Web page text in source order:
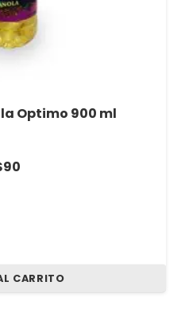
Aceite de sésamo 500 ml
AÑADIR AL CARRITO